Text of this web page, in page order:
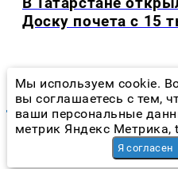
Доску почета с 15
Мы используем cookie.
вы соглашаетесь с тем,
ваши персональные
метрик Яндекс Метрика,
Я согласен